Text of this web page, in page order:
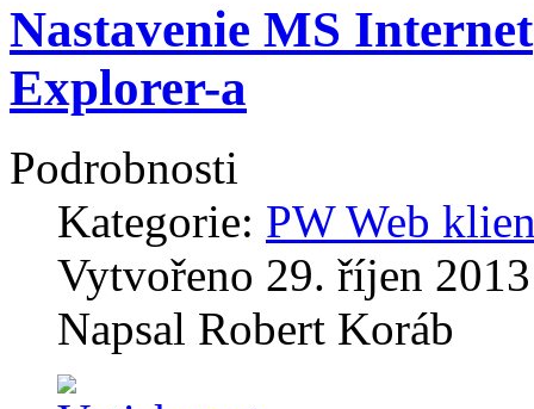
Nastavenie MS Internet
Explorer-a
Podrobnosti
Kategorie: PW Web
Vytvořeno 29. říjen 2013
Napsal Robert Koráb